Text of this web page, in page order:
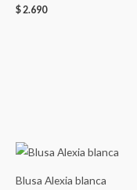
$2.690
Blusa Alexia blanca